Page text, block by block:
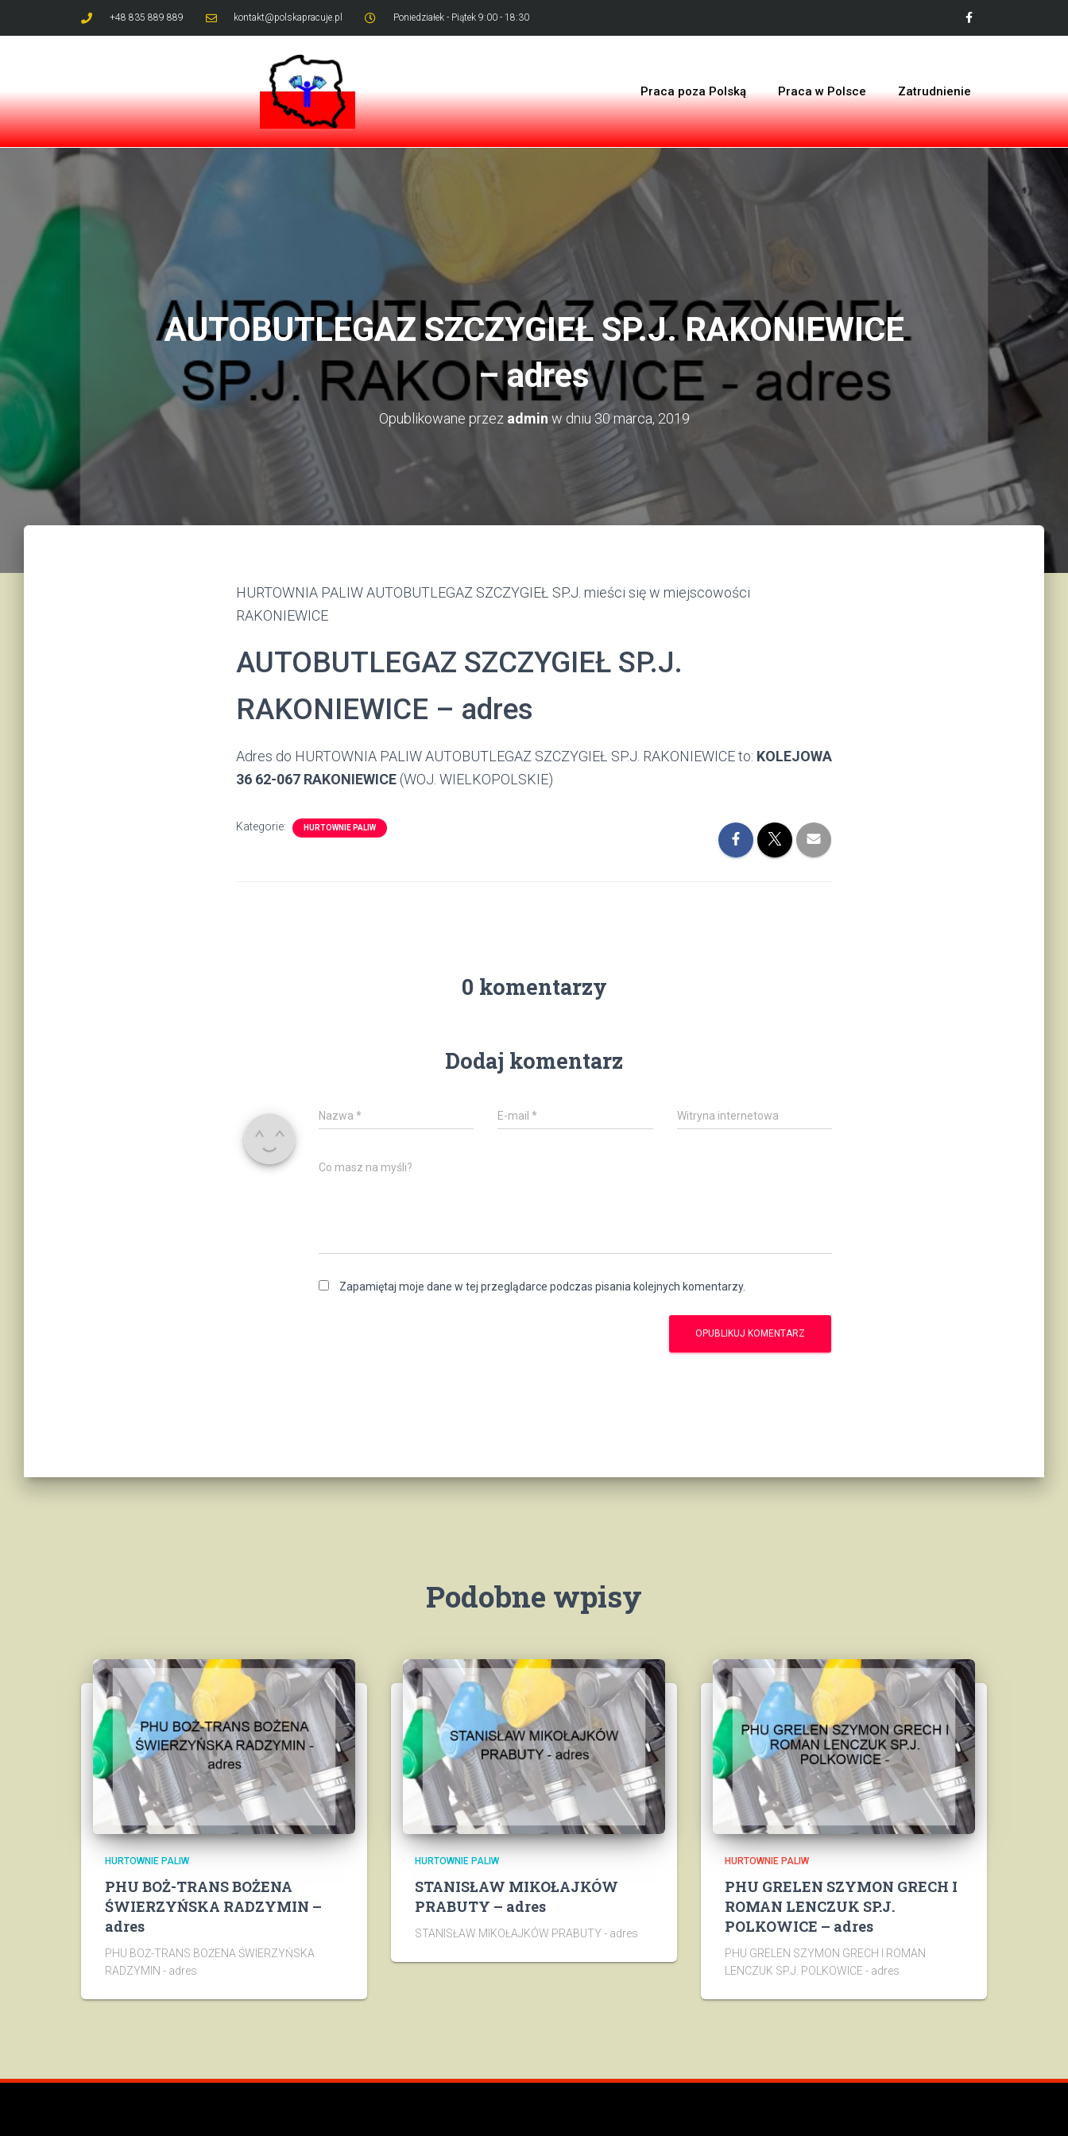
+48 835 889 889 kontakt@polskapracuje.pl Poniedziałek - Piątek 9:00 - 18:30
Praca poza Polską Praca w Polsce Zatrudnienie
AUTOBUTLEGAZ SZCZYGIEŁ SP.J. RAKONIEWICE
– adres
Opublikowane przez admin w dniu 30 marca, 2019
HURTOWNIA PALIW AUTOBUTLEGAZ SZCZYGIEŁ SP.J. mieści się w miejscowości
RAKONIEWICE
AUTOBUTLEGAZ SZCZYGIEŁ SP.J.
RAKONIEWICE – adres
Adres do HURTOWNIA PALIW AUTOBUTLEGAZ SZCZYGIEŁ SP.J. RAKONIEWICE to: KOLEJOWA
36 62-067 RAKONIEWICE (WOJ. WIELKOPOLSKIE)
Kategorie: HURTOWNIE PALIW
0 komentarzy
Dodaj komentarz
Nazwa * E-mail* Witryna internetowa
Co masz na myśli?
Zapamiętaj moje dane w tej przeglądarce podczas pisania kolejnych komentarzy.
Podobne wpisy
HURTOWNIE PALIW
PHU BOŻ-TRANS BOŻENA
ŚWIERZYŃSKA RADZYMIN –
adres
PHU BOŻ-TRANS BOŻENA ŚWIERZYŃSKA
RADZYMIN - adres
HURTOWNIE PALIW
STANISŁAW MIKOŁAJKÓW
PRABUTY – adres
STANISŁAW MIKOŁAJKÓW PRABUTY - adres
HURTOWNIE PALIW
PHU GRELEN SZYMON GRECH I
ROMAN LENCZUK SP.J.
POLKOWICE – adres
PHU GRELEN SZYMON GRECH I ROMAN
LENCZUK SP.J. POLKOWICE - adres